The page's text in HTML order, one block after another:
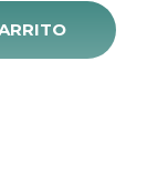
cantidad